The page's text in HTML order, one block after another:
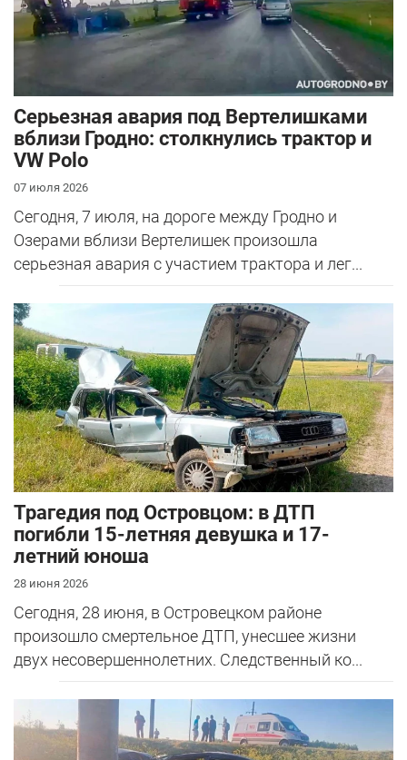
Серьезная авария под Вертелишками
вблизи Гродно: столкнулись трактор и
VW Polo
07 июля 2026
Сегодня, 7 июля, на дороге между Гродно и
Озерами вблизи Вертелишек произошла
серьезная авария с участием трактора и лег...
Трагедия под Островцом: в ДТП
погибли 15-летняя девушка и 17-
летний юноша
28 июня 2026
Сегодня, 28 июня, в Островецком районе
произошло смертельное ДТП, унесшее жизни
двух несовершеннолетних. Следственный ко...